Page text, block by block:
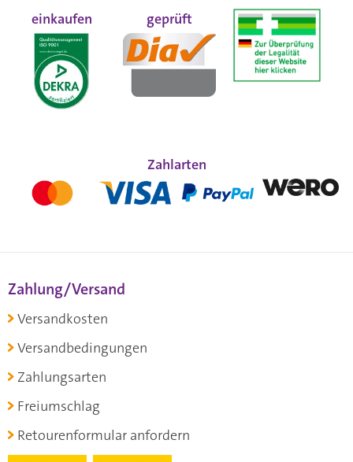
einkaufen
geprüft
Zahlarten
Zahlung/Versand
Versandkosten
Versandbedingungen
Zahlungsarten
Freiumschlag
Retourenformular anfordern